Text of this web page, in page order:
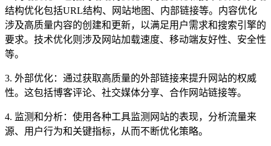
结构优化包括URL结构、网站地图、内部链接等。内容优化
涉及高质量内容的创建和更新，以满足用户需求和搜索引擎的
要求。技术优化则涉及网站加载速度、移动端友好性、安全性
等。
3. 外部优化：通过获取高质量的外部链接来提升网站的权威
性。这包括博客评论、社交媒体分享、合作网站链接等。
4. 监测和分析：使用各种工具监测网站的表现，分析流量来
源、用户行为和关键指标，从而不断优化策略。